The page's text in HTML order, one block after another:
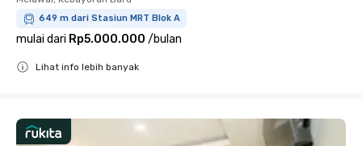
649 m dari Stasiun MRT Blok A
mulai dari Rp5.000.000 /bulan
Lihat info lebih banyak